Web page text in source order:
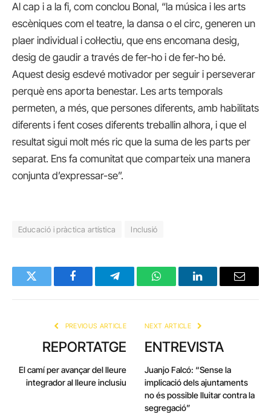
Al cap i a la fi, com conclou Bonal, “la música i les arts
escèniques com el teatre, la dansa o el circ, generen un
plaer individual i col·lectiu, que ens encomana desig,
desig de gaudir a través de fer-ho i de fer-ho bé.
Aquest desig esdevé motivador per seguir i perseverar
perquè ens aporta benestar. Les arts temporals
permeten, a més, que persones diferents, amb habilitats
diferents i fent coses diferents treballin alhora, i que el
resultat sigui molt més ric que la suma de les parts per
separat. Ens fa comunitat que comparteix una manera
conjunta d’expressar-se”.
Educació i pràctica artística Inclusió
Twitter FacebookTelegramWhatsAppLinkedInEmail
PREVIOUS ARTICLE
REPORTATGE
El camí per avançar del lleure
integrador al lleure inclusiu
NEXT ARTICLE
ENTREVISTA
Juanjo Falcó: “Sense la
implicació dels ajuntaments
no és possible lluitar contra la
segregació”